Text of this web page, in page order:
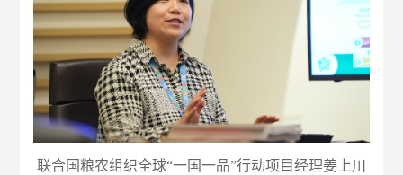
联合国粮农组织全球“一国一品”行动项目经理姜上川